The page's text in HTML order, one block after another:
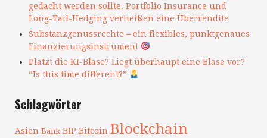
gedacht werden sollte. Portfolio Insurance und
Long-Tail-Hedging verheißen eine Überrendite
Substanzgenussrechte – ein flexibles, punktgenaues
Finanzierungsinstrument
Platzt die KI-Blase? Liegt überhaupt eine Blase vor?
“Is this time different?”
Schlagwörter
Asien Bank BIP Bitcoin Blockchain